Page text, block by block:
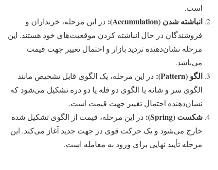
است.
انباشته شدن (
Accumulation
): در این مرحله، خریداران و
فروشندگان در حال انباشته کردن موقعیت‌های خود هستند. این
مرحله نشان‌دهنده تردید بازار و احتمال تغییر جهت قیمت
می‌باشد.
الگو (
Pattern
): در این مرحله، یک الگوی قابل تشخیص مانند
الگوی سر و شانه یا الگوی دو قله یا دو دره تشکیل می‌شود که
نشان‌دهنده احتمال تغییر جهت قیمت است.
شکست (
Spring
): در این مرحله، قیمت از الگوی تشکیل شده
خارج می‌شود و یک حرکت قوی در جهت جدید آغاز می‌کند. این
مرحله تأیید نهایی برای ورود به معامله است.